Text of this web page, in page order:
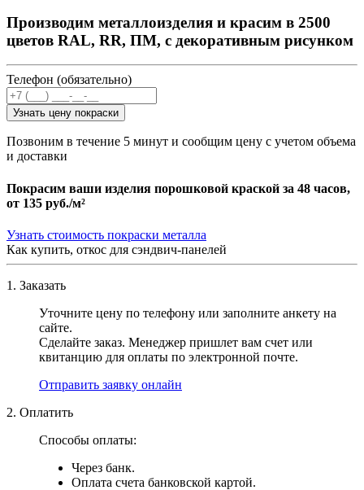
Производим металлоизделия и красим в 2500
цветов RAL, RR, ПМ, с декоративным рисунком
Телефон (обязательно)
Узнать цену покраски
Позвоним в течение 5 минут и сообщим цену с учетом объема
и доставки
Покрасим ваши изделия порошковой краской за 48 часов,
от 135 руб./м²
Узнать стоимость покраски металла
Как купить, откос для сэндвич-панелей
1. Заказать
Уточните цену по телефону или заполните анкету на
сайте.
Сделайте заказ. Менеджер пришлет вам счет или
квитанцию для оплаты по электронной почте.
Отправить заявку онлайн
2. Оплатить
Способы оплаты:
Через банк.
Оплата счета банковской картой.